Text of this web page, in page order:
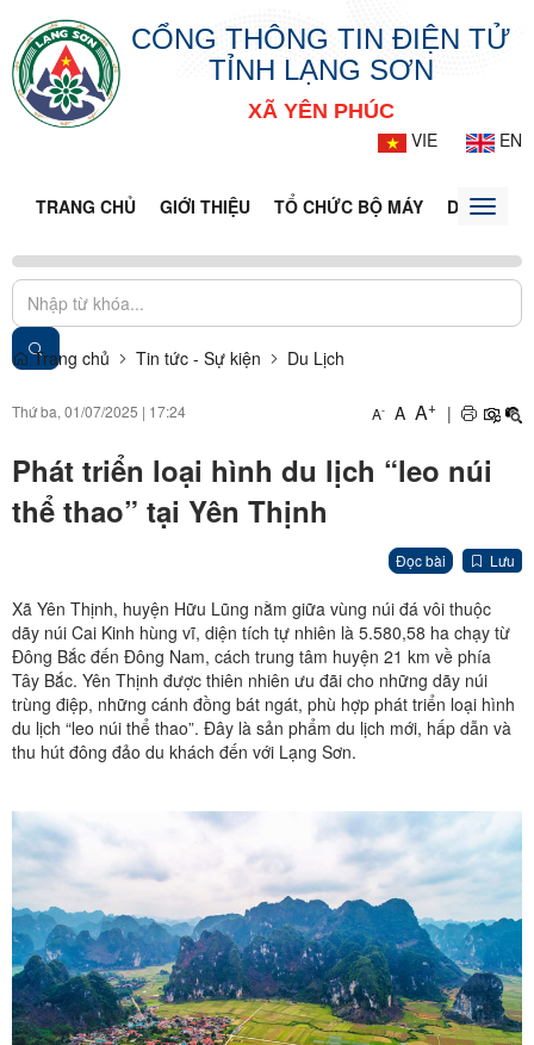
CỔNG THÔNG TIN ĐIỆN TỬ
TỈNH LẠNG SƠN
XÃ YÊN PHÚC
VIE
EN
TRANG CHỦ GIỚI THIỆU TỔ CHỨC BỘ MÁY DOANH
Toggle
Trang chủ Tin tức - Sự kiện Du Lịch
Thứ ba, 01/07/2025 | 17:24 A- A A+ |
Phát triển loại hình du lịch “leo núi
thể thao” tại Yên Thịnh
Đọc bài Lưu
Xã Yên Thịnh, huyện Hữu Lũng nằm giữa vùng núi đá vôi thuộc
dãy núi Cai Kinh hùng vĩ, diện tích tự nhiên là 5.580,58 ha chạy từ
Đông Bắc đến Đông Nam, cách trung tâm huyện 21 km về phía
Tây Bắc. Yên Thịnh được thiên nhiên ưu đãi cho những dãy núi
trùng điệp, những cánh đồng bát ngát, phù hợp phát triển loại hình
du lịch “leo núi thể thao”. Đây là sản phẩm du lịch mới, hấp dẫn và
thu hút đông đảo du khách đến với Lạng Sơn.